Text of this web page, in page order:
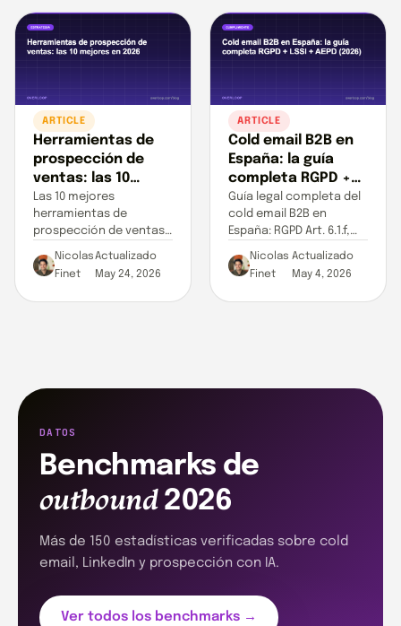
ARTICLE
Herramientas de
prospección de
ventas: las 10
mejores en 2026
(probadas y
comparadas)
Las 10 mejores
herramientas de
prospección de ventas
en 2026, probadas y
comparadas. Precios,
cobertura LinkedIn +
email, IA y tabla
Nicolas
Finet
Actualizado
May 24, 2026
ARTICLE
Cold email B2B en
España: la guía
completa RGPD +
LSSI + AEPD (2026)
Guía legal completa del
cold email B2B en
España: RGPD Art. 6.1.f,
LSSI Art. 21, multas AEPD
reales, interés legítimo y
casos prácticos.
Nicolas
Finet
Actualizado
May 4, 2026
DATOS
Benchmarks de
outbound2026
Más de 150 estadísticas verificadas sobre cold
email, LinkedIn y prospección con IA.
Ver todos los benchmarks →